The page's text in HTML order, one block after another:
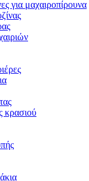
για μαχαιροπίρουνα
κρασιού